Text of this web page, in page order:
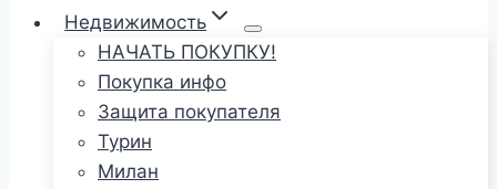
Недвижимость
НАЧАТЬ ПОКУПКУ!
Покупка инфо
Защита покупателя
Турин
Милан